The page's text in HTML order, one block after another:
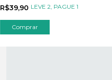
R$39,90 LEVE 2, PAGUE 1
Comprar